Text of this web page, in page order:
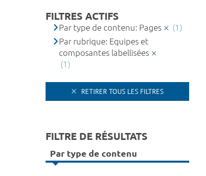
FILTRES ACTIFS
Par type de contenu: Pages
(1)
Par rubrique: Equipes et
composantes labellisées
(1)
RETIRER TOUS LES FILTRES
FILTRE DE RÉSULTATS
Par type de contenu